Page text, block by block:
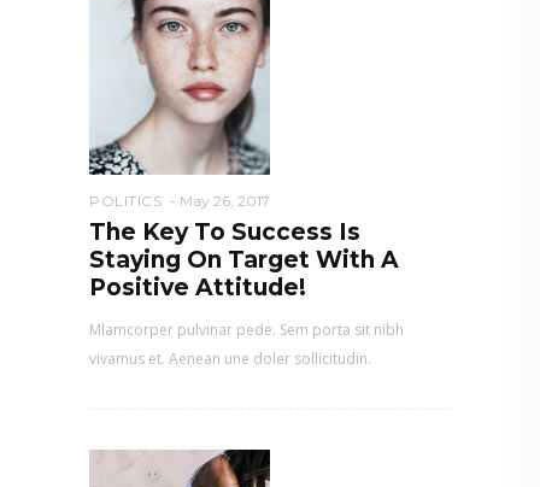
POLITICS May 26, 2017
The Key To Success Is
Staying On Target With A
Positive Attitude!
Mlamcorper pulvinar pede. Sem porta sit nibh
vivamus et. Aenean une doler sollicitudin.